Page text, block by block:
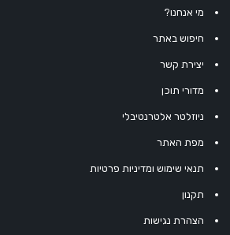
מי אנחנו?
חיפוש באתר
יצירת קשר
מדורי תוכן
ניוזלטר אלטרנטיבלי
מפת האתר
תנאי שימוש ומדיניות פרטיות
תקנון
הצהרת נגישות